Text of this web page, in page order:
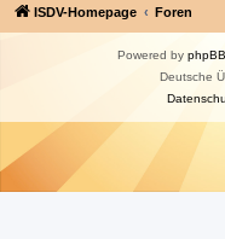
ISDV-Homepage Foren
Powered by phpBB
Deutsche